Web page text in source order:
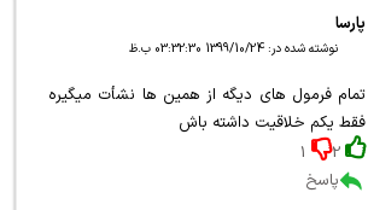
پارسا
نوشته شده در: 1399/10/24 03:32:30 ب.ظ
تمام فرمول های دیگه از همین ها نشأت میگیره
فقط یکم خلاقیت داشته باش
2
1
پاسخ